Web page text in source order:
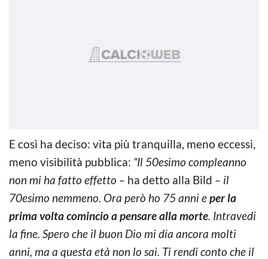
E così ha deciso: vita più tranquilla, meno eccessi,
meno visibilità pubblica: “Il 50esimo compleanno
non mi ha fatto effetto – ha detto alla Bild – il
70esimo nemmeno. Ora però ho 75 anni eper la
prima volta comincio a pensare alla morte. Intravedi
la fine. Spero che il buon Dio mi dia ancora molti
anni, ma a questa età non lo sai. Ti rendi conto che il